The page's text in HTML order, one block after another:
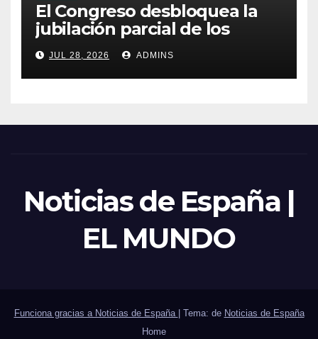
El Congreso desbloquea la
jubilación parcial de los
trabajadores laborales del
sector público
JUL 28, 2026 ADMINS
Noticias de España |
EL MUNDO
Funciona gracias a Noticias de España Tema: de Noticias de España
Home